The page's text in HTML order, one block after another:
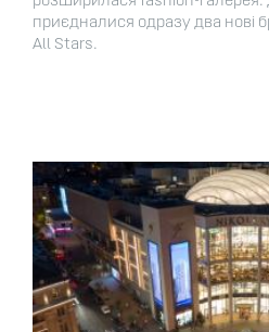
приєдналися одразу два нові
All Stars.